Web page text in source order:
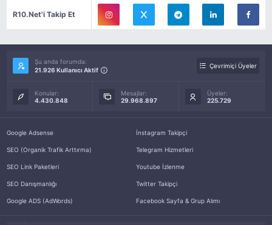
R10.Net'i Takip Et
Şu anda forumda:
21.926 Kullanıcı Aktif
Çevrimiçi Üyeler
Konular:
4.430.848
Mesajlar:
29.968.897
Üyeler:
225.729
Google Adsense
SEO (Organik Trafik Arttırma)
SEO Link Paketleri
SEO Danışmanlığı
Google ADS (AdWords)
İnstagram Takipçi
Telegram Hizmetleri
Youtube İzlenme
Twitter Takipçi
Facebook Sayfa & Grup Alımı